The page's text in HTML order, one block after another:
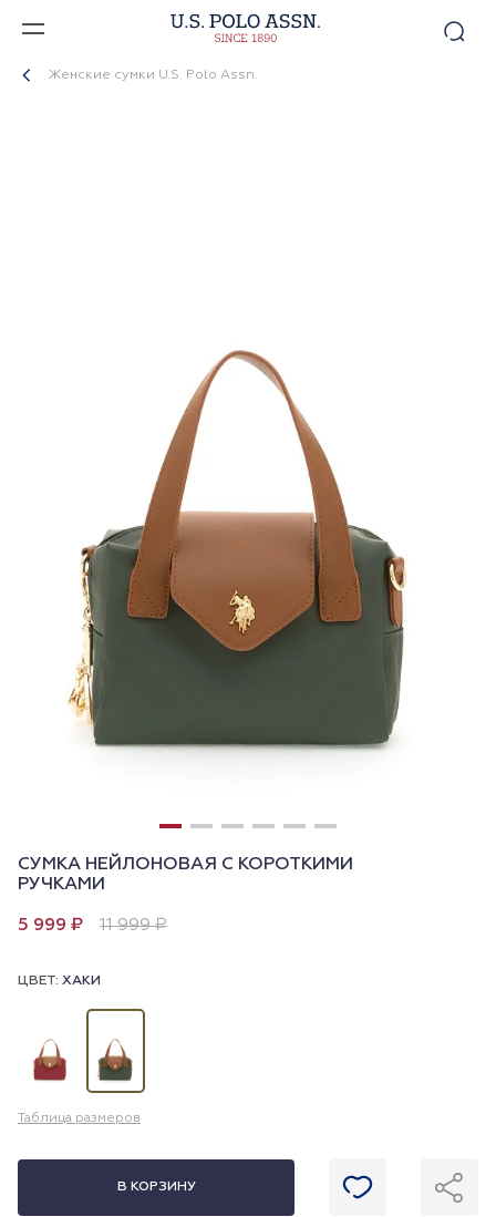
Женские сумки U.S. Polo Assn.
СУМКА НЕЙЛОНОВАЯ С КОРОТКИМИ
РУЧКАМИ
5 999 ₽ 11 999 ₽
ЦВЕТ: ХАКИ
Таблица размеров
В КОРЗИНУ